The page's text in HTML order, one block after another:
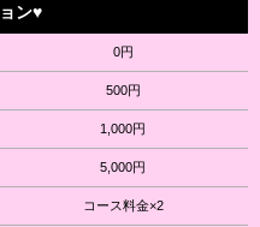
ン♥
0円
500円
1,000円
5,000円
コース料金×2